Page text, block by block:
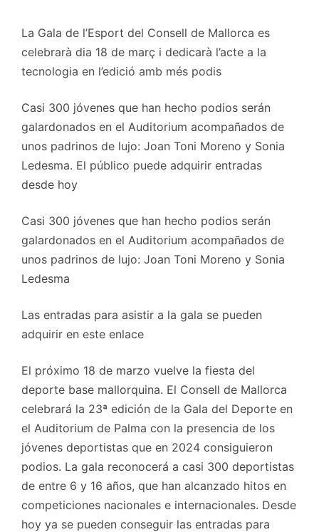
La Gala de l’Esport del Consell de Mallorca es
celebrarà dia 18 de març i dedicarà l’acte a la
tecnologia en l’edició amb més podis
Casi 300 jóvenes que han hecho podios serán
galardonados en el Auditorium acompañados de
unos padrinos de lujo: Joan Toni Moreno y Sonia
Ledesma. El público puede adquirir entradas
desde hoy
Casi 300 jóvenes que han hecho podios serán
galardonados en el Auditorium acompañados de
unos padrinos de lujo: Joan Toni Moreno y Sonia
Ledesma
Las entradas para asistir a la gala se pueden
adquirir en este enlace
El próximo 18 de marzo vuelve la fiesta del
deporte base mallorquina. El Consell de Mallorca
celebrará la 23ª edición de la Gala del Deporte en
el Auditorium de Palma con la presencia de los
jóvenes deportistas que en 2024 consiguieron
podios. La gala reconocerá a casi 300 deportistas
de entre 6 y 16 años, que han alcanzado hitos en
competiciones nacionales e internacionales. Desde
hoy ya se pueden conseguir las entradas para